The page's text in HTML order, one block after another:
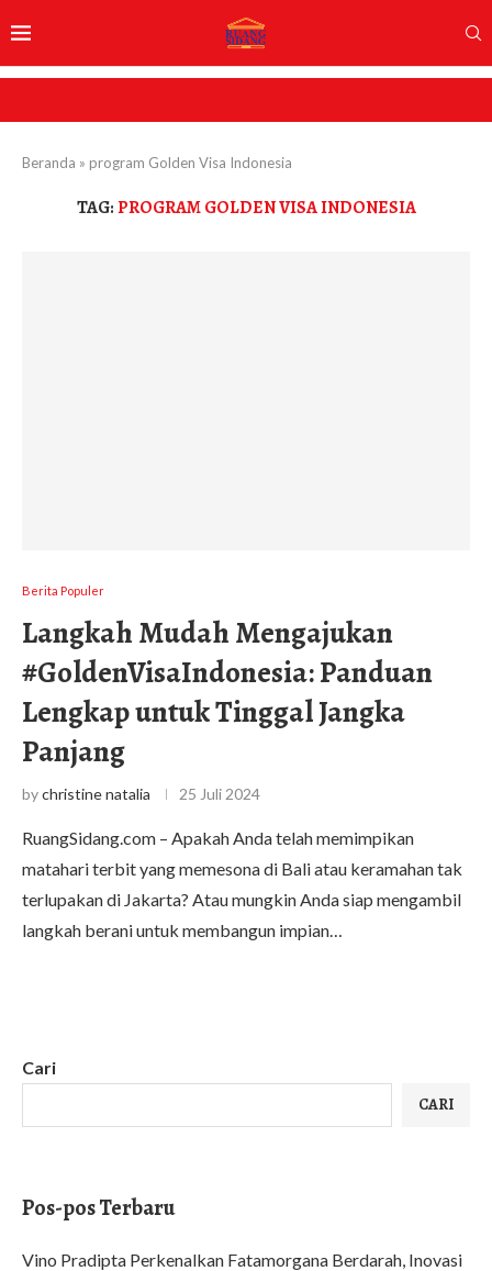
Beranda » program Golden Visa Indonesia
TAG:PROGRAM GOLDEN VISA INDONESIA
Berita Populer
Langkah Mudah Mengajukan
#GoldenVisaIndonesia: Panduan
Lengkap untuk Tinggal Jangka
Panjang
bychristine natalia 25 Juli 2024
RuangSidang.com – Apakah Anda telah memimpikan
matahari terbit yang memesona di Bali atau keramahan tak
terlupakan di Jakarta? Atau mungkin Anda siap mengambil
langkah berani untuk membangun impian…
Cari
CARI
Pos-pos Terbaru
Vino Pradipta Perkenalkan Fatamorgana Berdarah, Inovasi